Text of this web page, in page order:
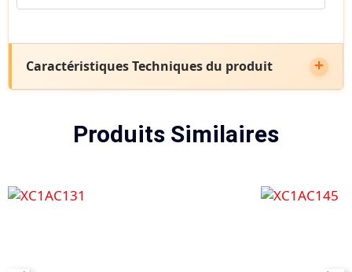
Caractéristiques Techniques du produit
Produits Similaires